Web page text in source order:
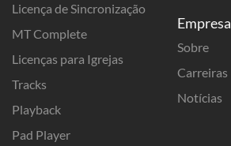
Licença de Sincronização
MT Complete
Licenças para Igrejas
Tracks
Playback
Pad Player
Empresa
Sobre
Carreiras
Notícias